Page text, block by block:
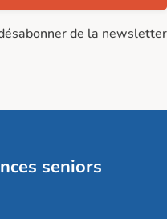
de la newsletter
seniors